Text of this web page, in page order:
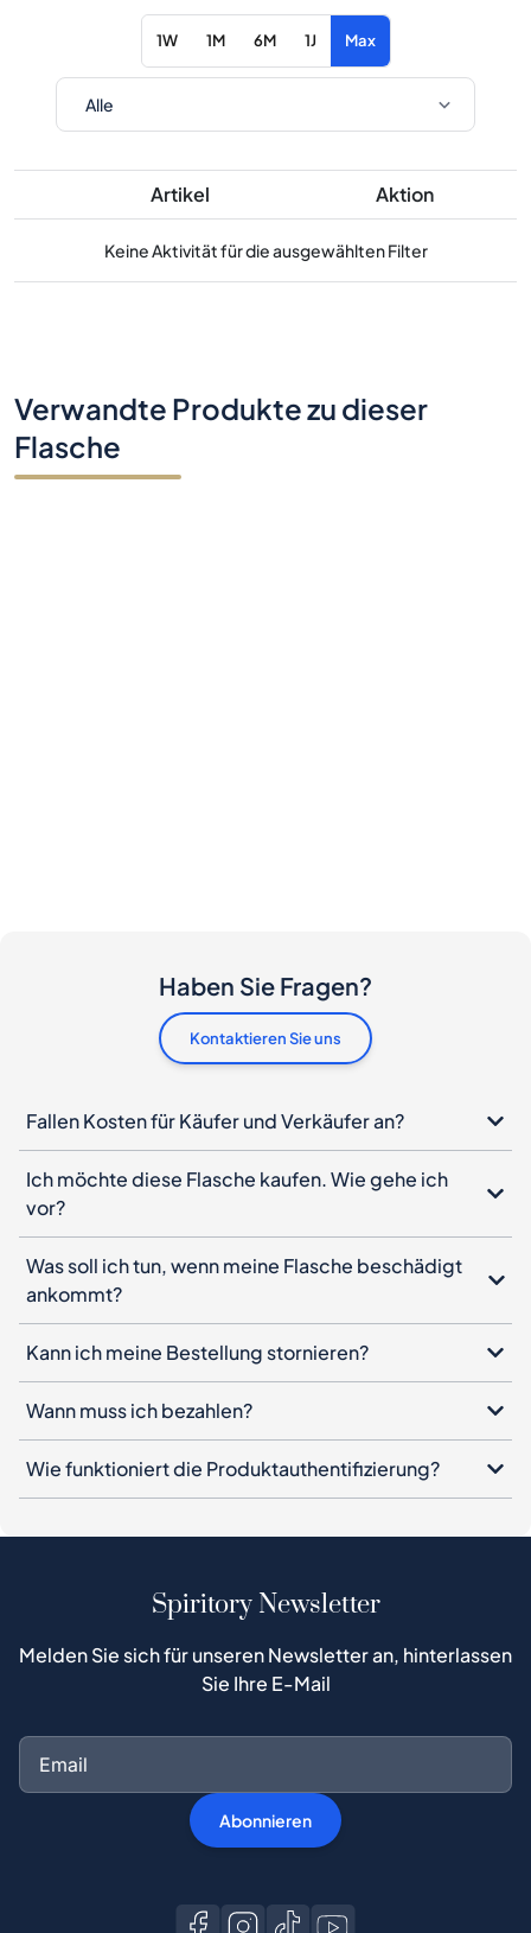
1W 1M 6M 1J Max
Artikel Aktion
Keine Aktivität für die ausgewählten Filter
Verwandte Produkte zu dieser
Flasche
Haben Sie Fragen?
Kontaktieren Sie uns
Fallen Kosten für Käufer und Verkäufer an?
Ich möchte diese Flasche kaufen. Wie gehe ich
vor?
Was soll ich tun, wenn meine Flasche beschädigt
ankommt?
Kann ich meine Bestellung stornieren?
Wann muss ich bezahlen?
Wie funktioniert die Produktauthentifizierung?
Spiritory Newsletter
Melden Sie sich für unseren Newsletter an, hinterlassen
Sie Ihre E-Mail
Abonnieren